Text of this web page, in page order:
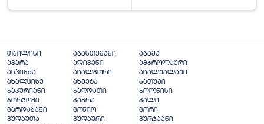
თბილისი აბასთუმანი
აბაშა
აგარა
ადიგენი
ამბროლაური
ასპინძა
ახალგორი
ახალქალაქი
ახალციხე
ახმეტა
ბათუმი
ბაკურიანი
ბაღდათი
ბოლნისი
ბორჯომი
გაგრა
გალი
გარდაბანი
გონიო
გორი
გუდაუთა
გუდაური
გურჯაანი